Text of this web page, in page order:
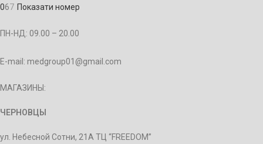
067 Показати номер
ПН-НД: 09.00 – 20.00
E-mail: medgroup01@gmail.com
МАГАЗИНЫ:
ЧЕРНОВЦЫ
ул. Небесной Сотни, 21А ТЦ “FREEDOM”